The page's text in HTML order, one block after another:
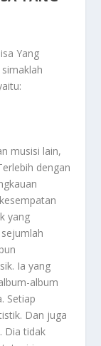
Yang
musisi lain,
dengan
yang
Ia yang
album
Setiap
Dan juga
Dia tidak